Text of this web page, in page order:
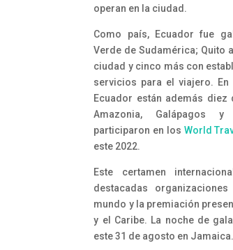
operan en la ciudad.
Como país, Ecuador fue
Verde de Sudamérica; Quito
ciudad y cinco más con
servicios para el viajero.
Ecuador están además
Amazonia, Galápagos
participaron en los World
este 2022.
Este certamen
destacadas
mundo y la premiación
y el Caribe. La noche de
este 31 de agosto en Jamaica.